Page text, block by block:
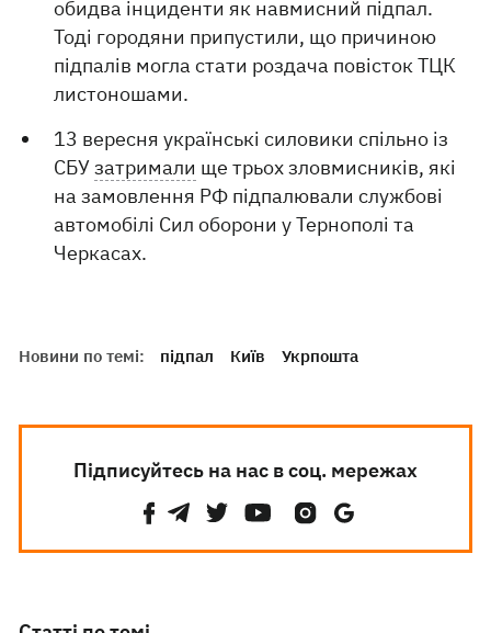
обидва інциденти як навмисний підпал.
Тоді городяни припустили, що причиною
підпалів могла стати роздача повісток ТЦК
листоношами.
13 вересня українські силовики спільно із
СБУзатримали ще трьох зловмисників, які
на замовлення РФ підпалювали службові
автомобілі Сил оборони у Тернополі та
Черкасах.
Новини по темі: підпал Київ Укрпошта
Підписуйтесь на нас в соц. мережах